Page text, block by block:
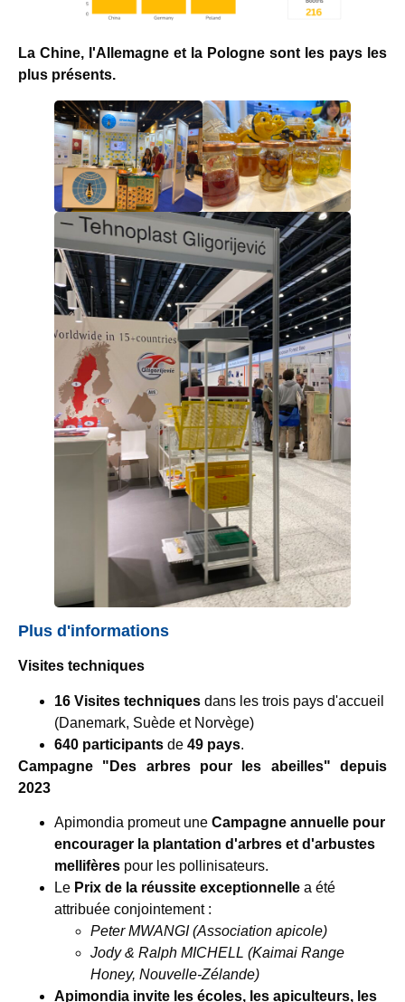
La Chine, l'Allemagne et la Pologne sont les pays les
plus présents.
Plus d'informations
Visites techniques
16 Visites techniques dans les trois pays d'accueil
(Danemark, Suède et Norvège)
640 participants de 49 pays.
Campagne "Des arbres pour les abeilles" depuis
2023
Apimondia promeut une Campagne annuelle pour
encourager la plantation d'arbres et d'arbustes
mellifères pour les pollinisateurs.
Le Prix de la réussite exceptionnelle a été
attribuée conjointement :
Peter MWANGI (Association apicole)
Jody & Ralph MICHELL (Kaimai Range
Honey, Nouvelle-Zélande)
Apimondia invite les écoles, les apiculteurs, les